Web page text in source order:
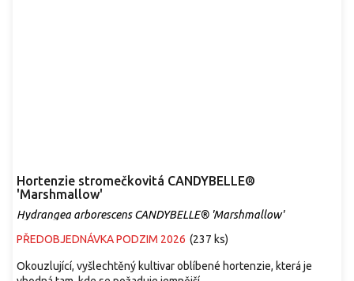
Hortenzie stromečkovitá CANDYBELLE®
'Marshmallow'
Hydrangea arborescens CANDYBELLE® 'Marshmallow'
PŘEDOBJEDNÁVKA PODZIM 2026 (237 ks)
Okouzlující, vyšlechtěný kultivar oblíbené hortenzie, která je